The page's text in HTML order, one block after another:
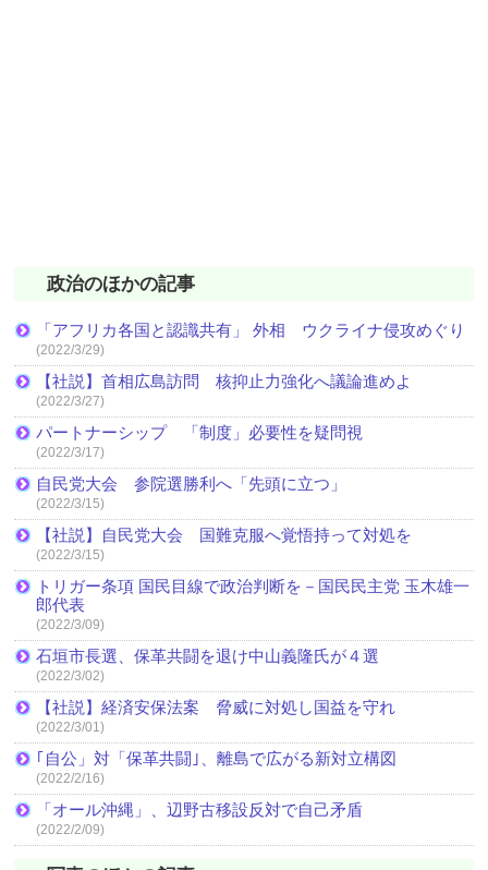
政治のほかの記事
「アフリカ各国と認識共有」 外相 ウクライナ侵攻めぐり
(2022/3/29)
【社説】首相広島訪問 核抑止力強化へ議論進めよ
(2022/3/27)
パートナーシップ 「制度」必要性を疑問視
(2022/3/17)
自民党大会 参院選勝利へ「先頭に立つ」
(2022/3/15)
【社説】自民党大会 国難克服へ覚悟持って対処を
(2022/3/15)
トリガー条項 国民目線で政治判断を－国民民主党 玉木雄一
郎代表
(2022/3/09)
石垣市長選、保革共闘を退け中山義隆氏が４選
(2022/3/02)
【社説】経済安保法案 脅威に対処し国益を守れ
(2022/3/01)
｢自公」対「保革共闘｣、離島で広がる新対立構図
(2022/2/16)
「オール沖縄」、辺野古移設反対で自己矛盾
(2022/2/09)